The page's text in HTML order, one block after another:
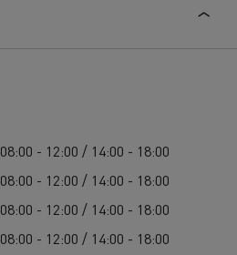
08:00 - 12:00 / 14:00 - 18:00
08:00 - 12:00 / 14:00 - 18:00
08:00 - 12:00 / 14:00 - 18:00
08:00 - 12:00 / 14:00 - 18:00